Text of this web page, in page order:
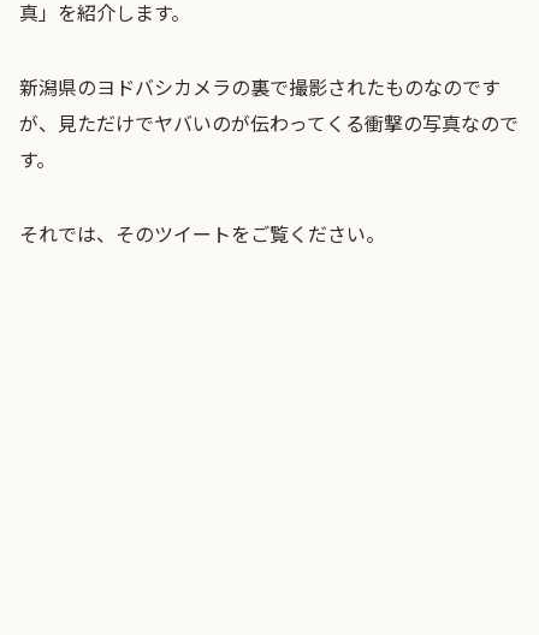
真」を紹介します。
新潟県のヨドバシカメラの裏で撮影されたものなのです
が、見ただけでヤバいのが伝わってくる衝撃の写真なので
す。
それでは、そのツイートをご覧ください。